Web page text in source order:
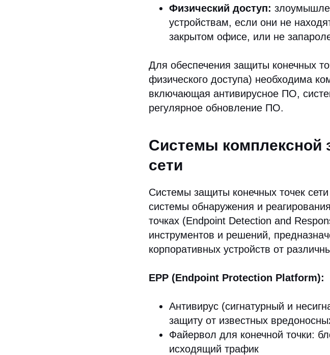
Физический доступ:
устройствам, если они не
закрытом офисе, или не
Для обеспечения защиты конечных
физического доступа) необходима
включающая антивирусное ПО,
регулярное обновление ПО.
Системы комплексной
сети
Системы защиты конечных точек
системы обнаружения и
точках (Endpoint Detection and
инструментов и решений,
корпоративных устройств от
EPP (Endpoint Protection Platform):
Антивирус (сигнатурный и
защиту от известных
Файервол для конечной точки:
исходящий трафик